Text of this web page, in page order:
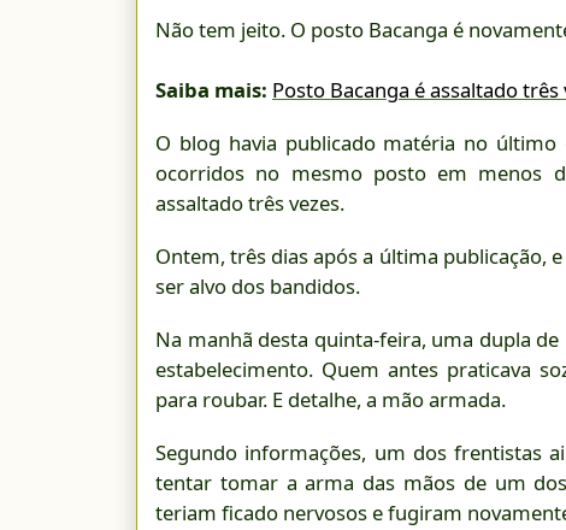
Não tem jeito. O posto Bacanga é
Saiba mais: Posto Bacanga é assaltado
O blog havia publicado matéria no
ocorridos no mesmo posto em menos
assaltado três vezes.
Ontem, três dias após a última publicação,
ser alvo dos bandidos.
Na manhã desta quinta-feira, uma dupla
estabelecimento. Quem antes praticava
para roubar. E detalhe, a mão armada.
Segundo informações, um dos frentistas
tentar tomar a arma das mãos de um
teriam ficado nervosos e fugiram